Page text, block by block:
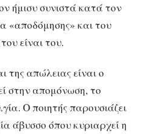
ήμισυ συνιστά κατά τον
«αποδόμησης» και του
είναι του.
της απώλειας είναι ο
στην απομόνωση, το
Ο ποιητής παρουσιάζει
άβυσσο όπου κυριαρχεί η